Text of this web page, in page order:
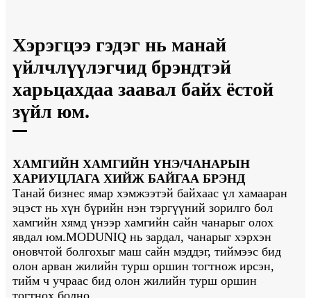
Хэрэгцээ гэдэг нь манай
үйлчлүүлэгчид брэндтэй
харьцахдаа заавал байх ёстой
зүйл юм.
ХАМГИЙН ХАМГИЙН ҮНЭ/ЧАНАРЫН
ХАРИУЦЛАГА ХИЙЖ БАЙГАА БРЭНД
Танай бизнес ямар хэмжээтэй байхаас үл хамааран
эцэст нь хүн бүрийн нэн тэргүүний зорилго бол
хамгийн хямд үнээр хамгийн сайн чанарыг олох
явдал юм.MODUNIQ нь зардал, чанарыг хэрхэн
оновчтой болгохыг маш сайн мэддэг, тиймээс бид
олон арван жилийн турш оршин тогтнож ирсэн,
тийм ч учраас бид олон жилийн турш оршин